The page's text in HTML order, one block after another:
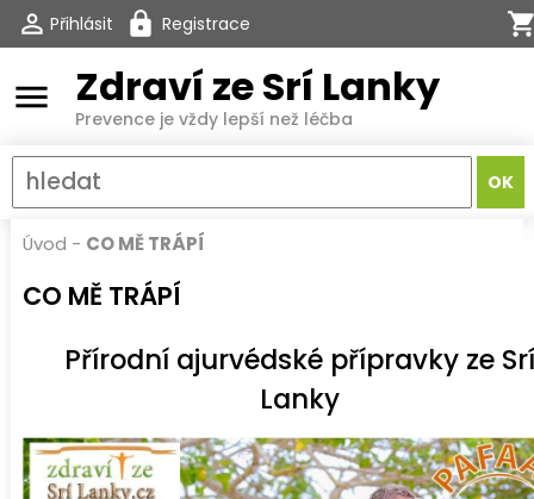
Přihlásit Registrace
menu Zdraví ze Srí Lanky
Prevence je vždy lepší než léčba
Úvod - CO MĚ TRÁPÍ
CO MĚ TRÁPÍ
Přírodní ajurvédské přípravky ze
Lanky